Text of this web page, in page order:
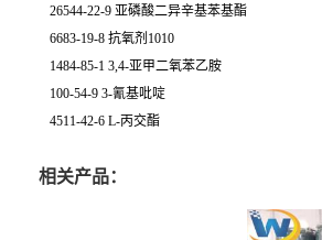
26544-22-9 亚磷酸二异辛基苯基酯
6683-19-8 抗氧剂1010
1484-85-1 3,4-亚甲二氧苯乙胺
100-54-9 3-氰基吡啶
4511-42-6 L-丙交酯
相关产品：